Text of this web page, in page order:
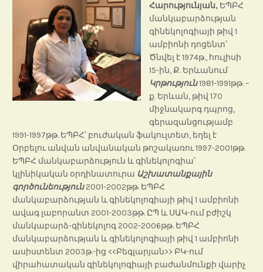
Հարությունյան, ԵՊԲՀ
մանկաբարձության
գինեկոլոգիայի թիվ 1
ամբիոնի դոցենտ՝
Ծնվել է 1974թ., հուլիսի
15-ին, Ք. Երևանում
Կրթություն1981-1991թթ. –
ք. Երևան, թիվ 170
միջնակարգ դպրոց,
գերազանցությամբ
1991-1997թթ. ԵՊԲՀ՝ բուժական ֆակուլտետ, եղել է
Օրբելու անվան անվանական թոշակառու 1997-2001թթ.
ԵՊԲՀ մանկաբարձություն և գինեկոլոգիա՝
կլինիկական օրդինատուրա Աշխատանքային
գործունեություն2001-2002թթ. ԵՊԲՀ
մանկաբարձության և գինեկոլոգիայի թիվ 1 ամբիոնի
ավագ լաբորանտ 2001-2003թթ. ԸՊ և ՍԱԿ-ում բժիշկ
մանկաբարձ-գինեկոլոգ 2002-2006թթ. ԵՊԲՀ
մանկաբարձության և գինեկոլոգիայի թիվ 1 ամբիոնի
ասիստենտ 2003թ.-ից <<Բեգլարյան>> ԲԿ-ում
վիրահատական գինեկոլոգիայի բաժանմունքի վարիչ